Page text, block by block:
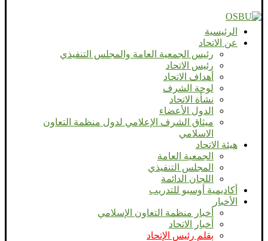
الرئيسية
عن الاتحاد
رئيس الجمعية العامة والمجلس التنفيذي
رئيس الاتحاد
أهداف الاتحاد
لوحة الشرف
نشأة الاتحاد
الدول الأعضاء
ميثاق الشرف الإعلامي لدول منظمة التعاون
الاسلامي
هيئة الاتحاد
الجمعية العامة
المجلس التنفيذي
اللجان الدائمة
أكاديمية أوسبو للتدريب
الأخبار
أخبار منظمة التعاون الإسلامي
أخبار الاتحاد
بقلم رئيس الإتحاد